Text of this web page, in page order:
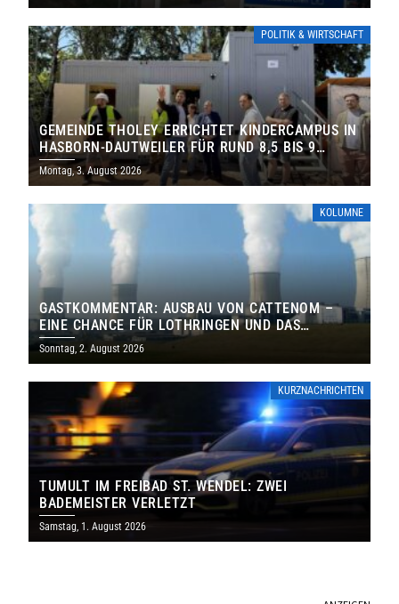
POLITIK & WIRTSCHAFT
GEMEINDE THOLEY ERRICHTET KINDERCAMPUS IN
HASBORN-DAUTWEILER FÜR RUND 8,5 BIS 9
MILLIONEN EURO
Montag, 3. August 2026
KOLUMNE
GASTKOMMENTAR: AUSBAU VON CATTENOM –
EINE CHANCE FÜR LOTHRINGEN UND DAS
SAARLAND
Sonntag, 2. August 2026
KURZNACHRICHTEN
TUMULT IM FREIBAD ST. WENDEL: ZWEI
BADEMEISTER VERLETZT
Samstag, 1. August 2026